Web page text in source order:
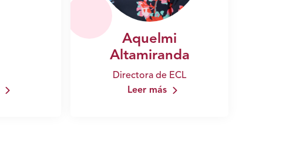
Aquelmi
Altamiranda
Directora de ECL
Leer más